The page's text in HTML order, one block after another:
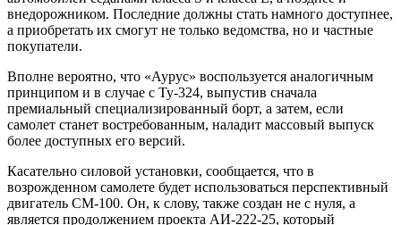
внедорожником. Последние должны стать намного доступнее,
а приобретать их смогут не только ведомства, но и частные
покупатели.
Вполне вероятно, что «Аурус» воспользуется аналогичным
принципом и в случае с Ту-324, выпустив сначала
премиальный специализированный борт, а затем, если
самолет станет востребованным, наладит массовый выпуск
более доступных его версий.
Касательно силовой установки, сообщается, что в
возрожденном самолете будет использоваться перспективный
двигатель СМ-100. Он, к слову, также создан не с нуля, а
является продолжением проекта АИ-222-25, который